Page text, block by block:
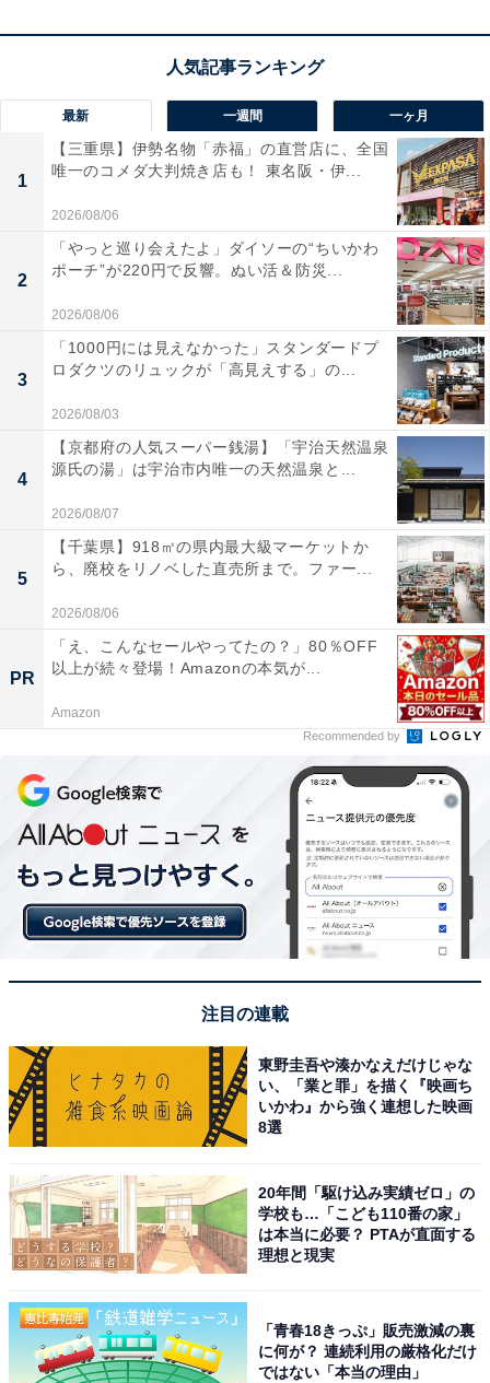
宿泊：不可（日帰りの公衆浴場として営業しており、フ
ロント式ロビーでの休憩は可能ですが宿泊設備に関する
記述はありません）
あわせて読みたい
【兵庫県の人気銭湯】「三興湯」は430円で
楽しめる多彩なサウナと美肌の湯が自慢の施
設
「天然温泉 蓬萊湯」は常時源泉掛け流しの「地湧
の湯」が自慢
「天然温泉 蓬萊湯」公式Webサイトより
敷地内から湧出する源泉を加温・加水なしの常時源泉掛
け流しで楽しめます。弱アルカリ性の重曹泉は肌をしっ
とりさせる効果があり、薪で沸かした湯の遠赤外線効果
も魅力。漆喰や天然木を使用した洗練された内装と柔ら
かな照明が落ち着いた雰囲気を演出しており、阪神「尼
崎センタープール前駅」から徒歩3分でアクセスできま
最新 一週間 一ヶ月
1
【三重県】伊勢名物「赤福」の直営店に、全国
唯一のコメダ大判焼き店も！ 東名阪・伊...
2026/08/06
2
「やっと巡り会えたよ」ダイソーの“ちいかわ
ポーチ”が220円で反響。ぬい活＆防災...
2026/08/06
3
「1000円には見えなかった」スタンダードプ
ロダクツのリュックが「高見えする」の...
2026/08/03
4
【京都府の人気スーパー銭湯】「宇治天然温泉
源氏の湯」は宇治市内唯一の天然温泉と...
2026/08/07
5
【千葉県】918㎡の県内最大級マーケットか
ら、廃校をリノベした直売所まで。ファー...
2026/08/06
PR
「え、こんなセールやってたの？」80％OFF
以上が続々登場！Amazonの本気が...
Amazon
Recommended by
注目の連載
東野圭吾や湊かなえだけじゃな
い、「業と罪」を描く『映画ち
いかわ』から強く連想した映画
8選
20年間「駆け込み実績ゼロ」の
学校も…「こども110番の家」
は本当に必要？ PTAが直面する
理想と現実
「青春18きっぷ」販売激減の裏
に何が？ 連続利用の厳格化だけ
ではない「本当の理由」